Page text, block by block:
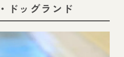
ドッグランド